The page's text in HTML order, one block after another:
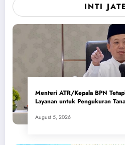
INTI
Menteri ATR/Kepala BPN
Layanan untuk Pengukuran
August 5, 2026